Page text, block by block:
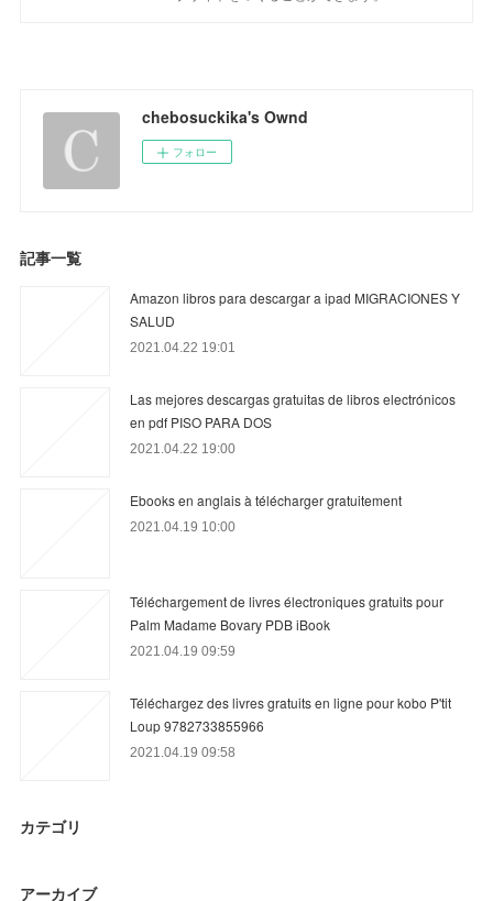
chebosuckika's Ownd
フォロー
記事一覧
Amazon libros para descargar a ipad MIGRACIONES Y
SALUD
2021.04.22 19:01
Las mejores descargas gratuitas de libros electrónicos
en pdf PISO PARA DOS
2021.04.22 19:00
Ebooks en anglais à télécharger gratuitement
2021.04.19 10:00
Téléchargement de livres électroniques gratuits pour
Palm Madame Bovary PDB iBook
2021.04.19 09:59
Téléchargez des livres gratuits en ligne pour kobo P'tit
Loup 9782733855966
2021.04.19 09:58
カテゴリ
アーカイブ